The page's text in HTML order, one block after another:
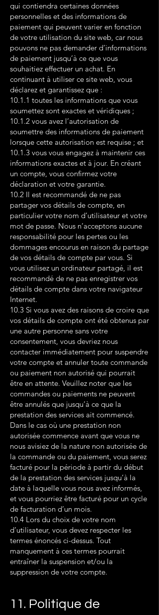
qui contiendra certaines données
personnelles et des informations de
paiement qui peuvent varier en fonction
de votre utilisation du site web, car nous
pouvons ne pas demander d’informations
de paiement jusqu’à ce que vous
souhaitiez effectuer un achat. En
continuant à utiliser ce site web, vous
déclarez et garantissez que :
10.1.1 toutes les informations que vous
soumettez sont exactes et véridiques ;
10.1.2 vous avez l’autorisation de
soumettre des informations de paiement
lorsque cette autorisation est requise ; et
10.1.3 vous vous engagez à maintenir ces
informations exactes et à jour. En créant
un compte, vous confirmez votre
déclaration et votre garantie.
10.2 Il est recommandé de ne pas
partager vos détails de compte, en
particulier votre nom d’utilisateur et votre
mot de passe. Nous n’acceptons aucune
responsabilité pour les pertes ou les
dommages encourus en raison du partage
de vos détails de compte par vous. Si
vous utilisez un ordinateur partagé, il est
recommandé de ne pas enregistrer vos
détails de compte dans votre navigateur
Internet.
10.3 Si vous avez des raisons de croire que
vos détails de compte ont été obtenus par
une autre personne sans votre
consentement, vous devriez nous
contacter immédiatement pour suspendre
votre compte et annuler toute commande
ou paiement non autorisé qui pourrait
être en attente. Veuillez noter que les
commandes ou paiements ne peuvent
être annulés que jusqu’à ce que la
prestation des services ait commencé.
Dans le cas où une prestation non
autorisée commence avant que vous ne
nous avisiez de la nature non autorisée de
la commande ou du paiement, vous serez
facturé pour la période à partir du début
de la prestation des services jusqu’à la
date à laquelle vous nous avez informés,
et vous pourriez être facturé pour un cycle
de facturation d’un mois.
10.4 Lors du choix de votre nom
d’utilisateur, vous devez respecter les
termes énoncés ci-dessus. Tout
manquement à ces termes pourrait
entraîner la suspension et/ou la
suppression de votre compte.
11. Politique de